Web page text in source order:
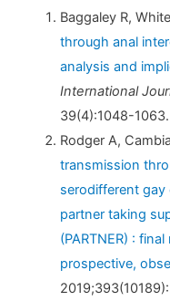
Baggaley R,
through anal
analysis and
International
39(4):1048-
Rodger A,
transmission
serodifferent
partner taking
(PARTNER) :
prospective,